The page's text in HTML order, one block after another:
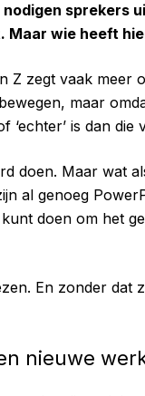
sprekers
wie heeft
Z zegt vaak meer
maar
is dan die
doen. Maar wat
al genoeg
doen om het
En zonder
nieuwe